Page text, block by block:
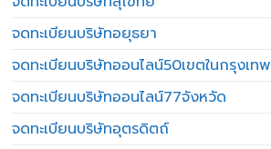
จดทะเบียนบริษัทอยุธยา
จดทะเบียนบริษัทออนไลน์50เขตในกรุงเทพ
จดทะเบียนบริษัทออนไลน์77จังหวัด
จดทะเบียนบริษัทอุตรดิตถ์